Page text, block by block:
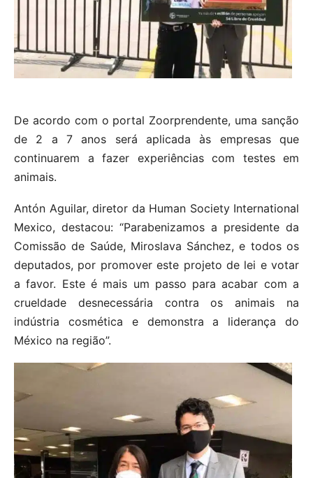
De acordo com o portal Zoorprendente, uma sanção
de 2 a 7 anos será aplicada às empresas que
continuarem a fazer experiências com testes em
animais.
Antón Aguilar, diretor da Human Society International
Mexico, destacou: “Parabenizamos a presidente da
Comissão de Saúde, Miroslava Sánchez, e todos os
deputados, por promover este projeto de lei e votar
a favor. Este é mais um passo para acabar com a
crueldade desnecessária contra os animais na
indústria cosmética e demonstra a liderança do
México na região”.